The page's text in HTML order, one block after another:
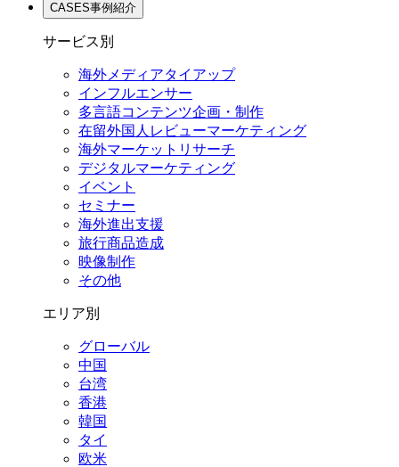
CASES事例紹介
サービス別
海外メディアタイアップ
インフルエンサー
多言語コンテンツ企画・制作
在留外国⼈レビューマーケティング
海外マーケットリサーチ
デジタルマーケティング
イベント
セミナー
海外進出支援
旅行商品造成
映像制作
その他
エリア別
グローバル
中国
台湾
香港
韓国
タイ
欧米